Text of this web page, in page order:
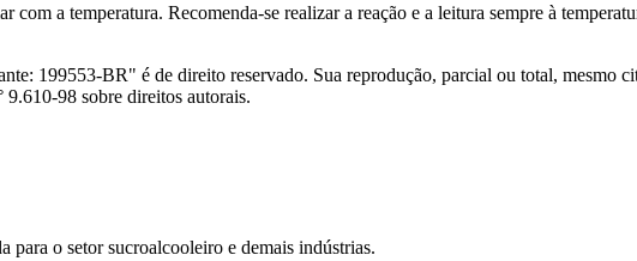
a temperatura. Recomenda-se realizar a reação e a leitura sempre à
199553-BR" é de direito reservado. Sua reprodução, parcial ou total, mesmo
98 sobre direitos autorais.
para o setor sucroalcooleiro e demais indústrias.